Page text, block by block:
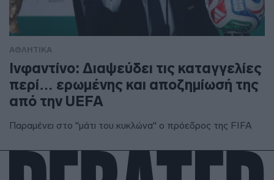
ΑΘΛΗΤΙΚΑ
Ινφαντίνο: Διαψεύδει τις καταγγελίες
περί… ερωμένης και αποζημίωσή της
από την UEFA
Παραμένει στο "μάτι του κυκλώνα" ο πρόεδρος της FIFA